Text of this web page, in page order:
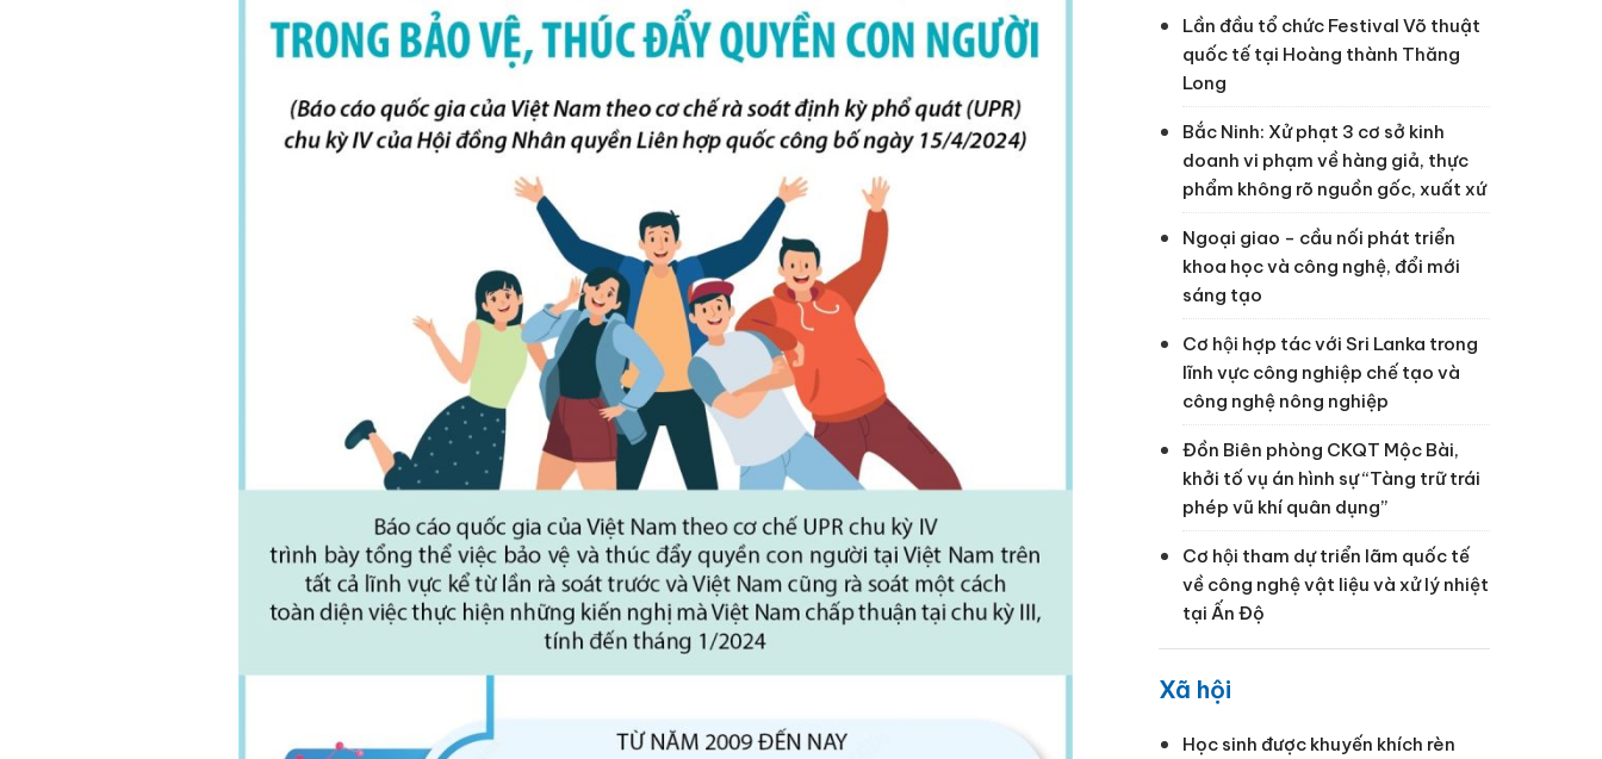
Lần đầu tổ chức Festival Võ thuật
quốc tế tại Hoàng thành Thăng
Long
Bắc Ninh: Xử phạt 3 cơ sở kinh
doanh vi phạm về hàng giả, thực
phẩm không rõ nguồn gốc, xuất xứ
Ngoại giao - cầu nối phát triển
khoa học và công nghệ, đổi mới
sáng tạo
Cơ hội hợp tác với Sri Lanka trong
lĩnh vực công nghiệp chế tạo và
công nghệ nông nghiệp
Đồn Biên phòng CKQT Mộc Bài,
khởi tố vụ án hình sự “Tàng trữ trái
phép vũ khí quân dụng”
Cơ hội tham dự triển lãm quốc tế
về công nghệ vật liệu và xử lý nhiệt
tại Ấn Độ
Xã hội
Học sinh được khuyến khích rèn